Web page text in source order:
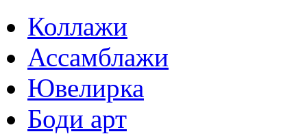
Коллажи
Ассамблажи
Ювелирка
Боди арт